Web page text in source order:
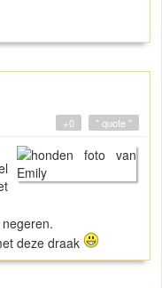
" quote "
+0
deze draak